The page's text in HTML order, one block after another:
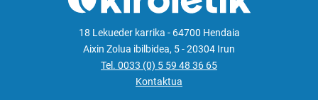
18 Lekueder karrika - 64700 Hendaia
Aixin Zolua ibilbidea, 5 - 20304 Irun
Tel. 0033 (0) 5 59 48 36 65
Kontaktua